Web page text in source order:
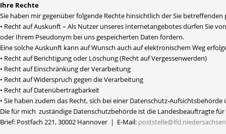
Ihre Rechte
Sie haben mir gegenüber folgende Rechte hinsichtlich der Sie
• Recht auf Auskunft – Als Nutzer unseres Internetangebotes dürfen Sie
oder Ihrem Pseudonym bei uns gespeicherten Daten fordern.
Eine solche Auskunft kann auf Wunsch auch auf elektronischem Weg
• Recht auf Berichtigung oder Löschung (Recht auf Vergessenwerden)
• Recht auf Einschränkung der Verarbeitung
• Recht auf Widerspruch gegen die Verarbeitung
• Recht auf Datenübertragbarkeit
• Sie haben zudem das Recht, sich bei einer Datenschutz-
Die für mich zuständige Datenschutzbehörde ist die Landesbeauftragte
Brief: Postfach 221, 30002 Hannover | E-Mail: